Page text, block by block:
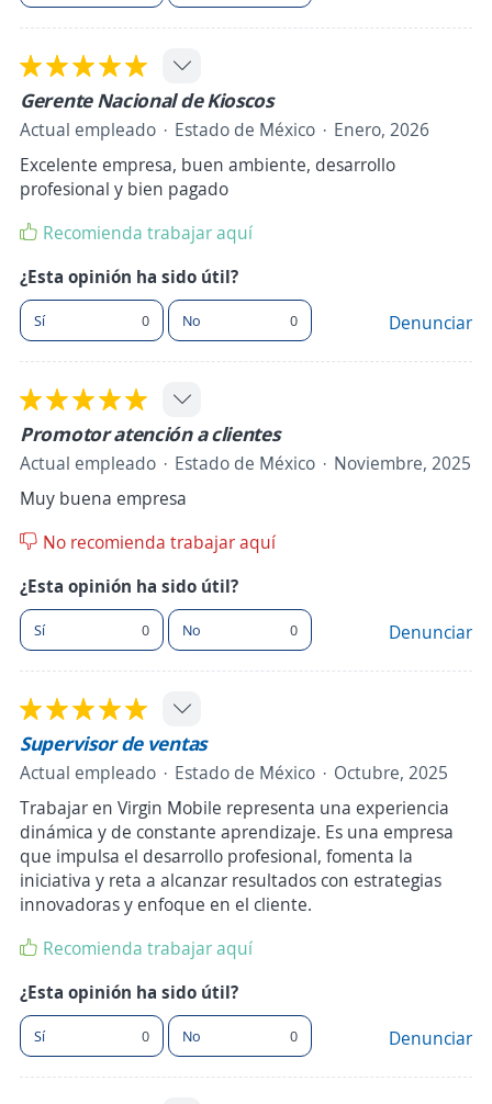
Gerente Nacional de Kioscos
Actual empleado Estado de México
Enero, 2026
Excelente empresa, buen ambiente, desarrollo
profesional y bien pagado
Recomienda trabajar aquí
¿Esta opinión ha sido útil?
Sí 0 No 0 Denunciar
Promotor atención a clientes
Actual empleado Estado de México
Noviembre, 2025
Muy buena empresa
No recomienda trabajar aquí
¿Esta opinión ha sido útil?
Sí 0 No 0 Denunciar
Supervisor de ventas
Actual empleado Estado de México
Octubre, 2025
Trabajar en Virgin Mobile representa una experiencia
dinámica y de constante aprendizaje. Es una empresa
que impulsa el desarrollo profesional, fomenta la
iniciativa y reta a alcanzar resultados con estrategias
innovadoras y enfoque en el cliente.
Recomienda trabajar aquí
¿Esta opinión ha sido útil?
Sí 0 No 0 Denunciar